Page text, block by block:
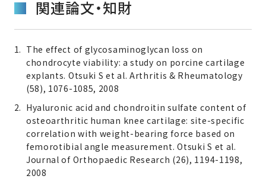
関連論文・知財
The effect of glycosaminoglycan loss on
chondrocyte viability: a study on porcine cartilage
explants. Otsuki S et al. Arthritis & Rheumatology
(58), 1076-1085, 2008
Hyaluronic acid and chondroitin sulfate content of
osteoarthritic human knee cartilage: site-specific
correlation with weight-bearing force based on
femorotibial angle measurement. Otsuki S et al.
Journal of Orthopaedic Research (26), 1194-1198,
2008